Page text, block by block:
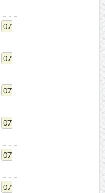
07
07
07
07
07
07